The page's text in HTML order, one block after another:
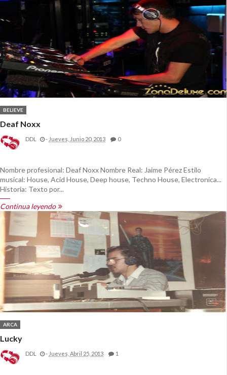
BELIEVE
Deaf Noxx
DDL - Jueves, Junio 20, 2013 0
Nombre profesional: Deaf Noxx Nombre Real: Jaime Pérez Estilo
musical: House, Acid House, Deep house, Techno House, Electronica...
Historia: Texto por...
Continua leyendo
ARCA
Lucky
DDL - Jueves, Abril 25, 2013 1